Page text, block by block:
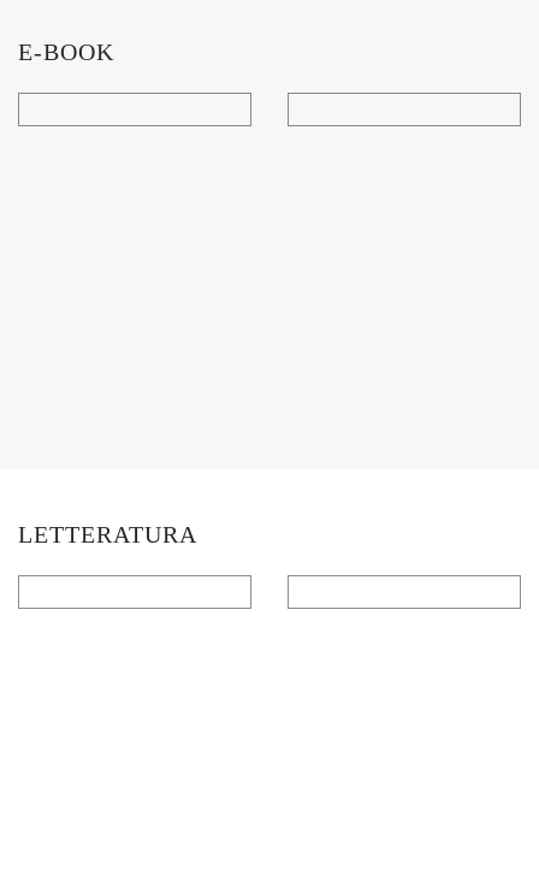
E-BOOK
LETTERATURA